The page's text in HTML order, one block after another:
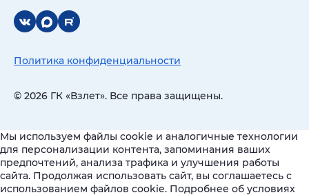
© 2026 ГК «Взлет». Все права защищены.
Политика конфиденциальности
Мы используем файлы cookie и аналогичные технологии
для персонализации контента, запоминания ваших
предпочтений, анализа трафика и улучшения работы
сайта. Продолжая использовать сайт, вы соглашаетесь с
использованием файлов cookie. Подробнее об условиях